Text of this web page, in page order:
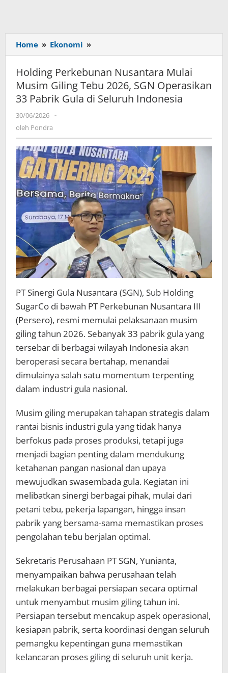
Home » Ekonomi »
Perkebunan
Nusantara
Mulai
Musim
Giling
Operasikan
33
Pabrik
Gula
di
Seluruh
Indonesia
Holding Perkebunan Nusantara Mulai
Musim Giling Tebu 2026, SGN Operasikan
33 Pabrik Gula di Seluruh Indonesia
30/06/2026 oleh
-
oleh Pondra
PT Sinergi Gula Nusantara (SGN), Sub Holding
SugarCo di bawah PT Perkebunan Nusantara III
(Persero), resmi memulai pelaksanaan musim
giling tahun 2026. Sebanyak 33 pabrik gula yang
tersebar di berbagai wilayah Indonesia akan
beroperasi secara bertahap, menandai
dimulainya salah satu momentum terpenting
dalam industri gula nasional.
Musim giling merupakan tahapan strategis dalam
rantai bisnis industri gula yang tidak hanya
berfokus pada proses produksi, tetapi juga
menjadi bagian penting dalam mendukung
ketahanan pangan nasional dan upaya
mewujudkan swasembada gula. Kegiatan ini
melibatkan sinergi berbagai pihak, mulai dari
petani tebu, pekerja lapangan, hingga insan
pabrik yang bersama-sama memastikan proses
pengolahan tebu berjalan optimal.
Sekretaris Perusahaan PT SGN, Yunianta,
menyampaikan bahwa perusahaan telah
melakukan berbagai persiapan secara optimal
untuk menyambut musim giling tahun ini.
Persiapan tersebut mencakup aspek operasional,
kesiapan pabrik, serta koordinasi dengan seluruh
pemangku kepentingan guna memastikan
kelancaran proses giling di seluruh unit kerja.